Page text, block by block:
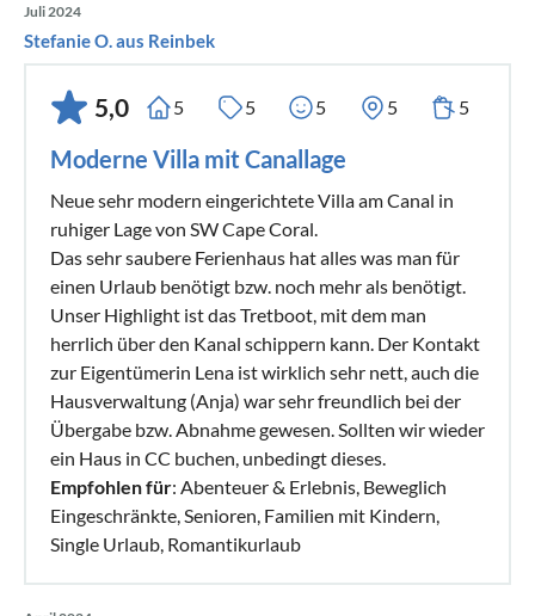
Juli 2024
Stefanie O. aus Reinbek
5,0 5 5 5 5 5
Moderne Villa mit Canallage
Neue sehr modern eingerichtete Villa am Canal in
ruhiger Lage von SW Cape Coral.
Das sehr saubere Ferienhaus hat alles was man für
einen Urlaub benötigt bzw. noch mehr als benötigt.
Unser Highlight ist das Tretboot, mit dem man
herrlich über den Kanal schippern kann. Der Kontakt
zur Eigentümerin Lena ist wirklich sehr nett, auch die
Hausverwaltung (Anja) war sehr freundlich bei der
Übergabe bzw. Abnahme gewesen. Sollten wir wieder
ein Haus in CC buchen, unbedingt dieses.
Empfohlen für: Abenteuer & Erlebnis, Beweglich
Eingeschränkte, Senioren, Familien mit Kindern,
Single Urlaub, Romantikurlaub